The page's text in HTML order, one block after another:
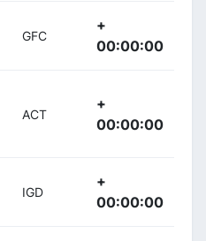
GFC
+
00:00:00
ACT
+
00:00:00
IGD
+
00:00:00